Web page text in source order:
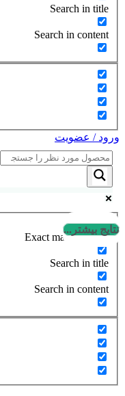
Search in title
Search in content
ورود / عضویت
نتایج بیشتر...
Exact matches only
Search in title
Search in content